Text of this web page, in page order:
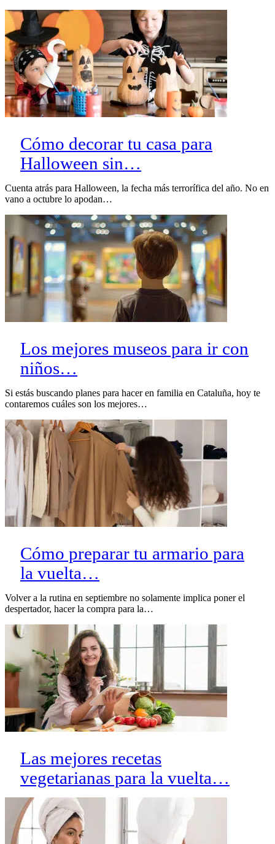
Cómo decorar tu casa para
Halloween sin…
Cuenta atrás para Halloween, la fecha más terrorífica del año. No en
vano a octubre lo apodan…
Los mejores museos para ir con
niños…
Si estás buscando planes para hacer en familia en Cataluña, hoy te
contaremos cuáles son los mejores…
Cómo preparar tu armario para
la vuelta…
Volver a la rutina en septiembre no solamente implica poner el
despertador, hacer la compra para la…
Las mejores recetas
vegetarianas para la vuelta…